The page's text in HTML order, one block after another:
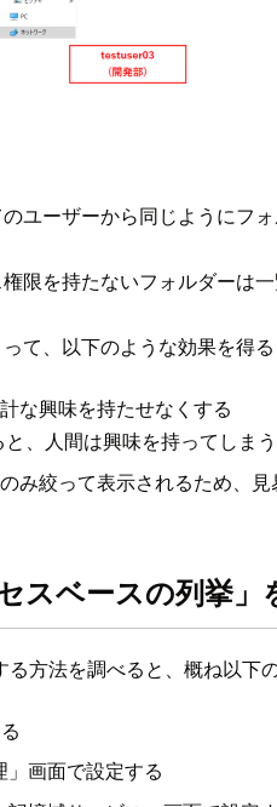
ユーザーから同じようにフォ
限を持たないフォルダー
て、以下のような効果を得る
な興味を持たせなくする
、人間は興味を持ってしま
み絞って表示されるため、見
ベースの列挙」
方法を調べると、概ね以下
画面で設定する